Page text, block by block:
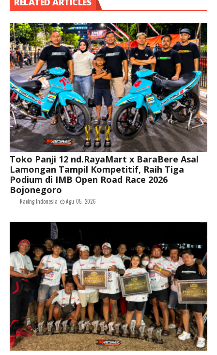
Toko Panji 12 nd.RayaMart x BaraBere Asal
Lamongan Tampil Kompetitif, Raih Tiga
Podium di IMB Open Road Race 2026
Bojonegoro
Racing Indonesia Agu 05, 2026